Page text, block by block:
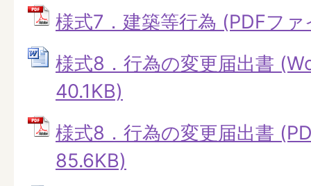
様式7．建築等行為 (PDFフ
様式8．行為の変更届出書
40.1KB)
様式8．行為の変更届出書
85.6KB)